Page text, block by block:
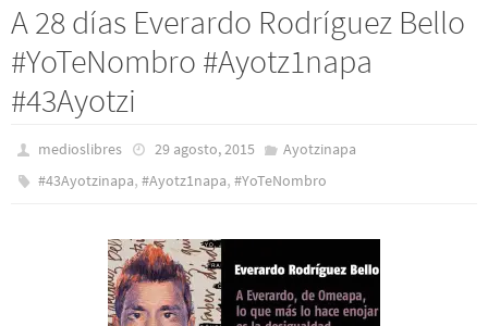
A 28 días Everardo Rodríguez Bello
#YoTeNombro #Ayotz1napa
#43Ayotzi
medioslibres 29 agosto, 2015
Ayotzinapa
#43Ayotzinapa,#Ayotz1napa,#YoTeNombro